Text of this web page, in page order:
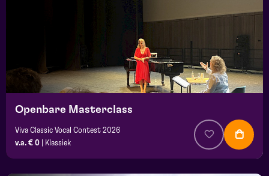
Openbare Masterclass
Viva Classic Vocal Contest 2026
v.a. € 0
Klassiek